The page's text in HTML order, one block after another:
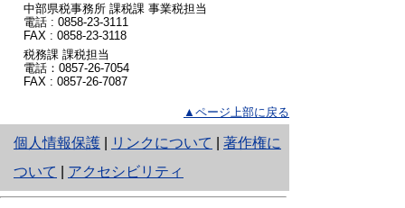
中部県税事務所 課税課 事業税担当
電話 : 0858-23-3111
FAX : 0858-23-3118
税務課 課税担当
電話：0857-26-7054
FAX : 0857-26-7087
▲ページ上部に戻る
個人情報保護
と
り
ネ
リンクについて
著作権に
ついて
アクセシビリティ